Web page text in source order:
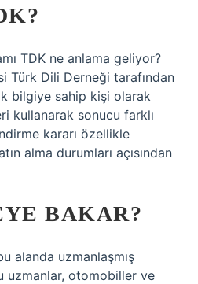
TDK ne anlama geliyor?
Türk Dili Derneği tarafından
bilgiye sahip kişi olarak
kullanarak sonucu farklı
kararı özellikle
alma durumları açısından
BAKAR?
alanda uzmanlaşmış
uzmanlar, otomobiller ve